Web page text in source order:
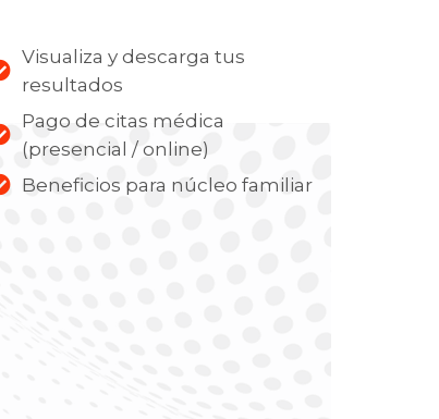
Visualiza y descarga tus
resultados
Pago de citas médica
(presencial / online)
Beneficios para núcleo familiar